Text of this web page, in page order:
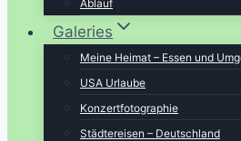
Ablauf
Galeries
Meine Heimat – Essen und
USA Urlaube
Konzertfotographie
Städtereisen – Deutschland